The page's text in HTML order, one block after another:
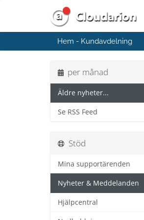
Hem - Kundavdelning
per månad
Äldre nyheter...
Se RSS Feed
Stöd
Mina supportärenden
Nyheter & Meddelanden
Hjälpcentral